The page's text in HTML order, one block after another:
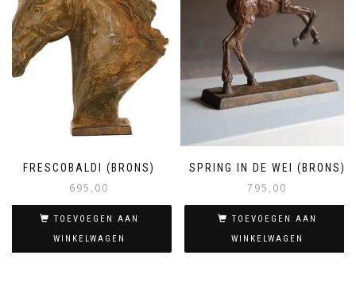
FRESCOBALDI (BRONS)
695,00
TOEVOEGEN AAN
WINKELWAGEN
SPRING IN DE WEI (BRONS)
795,00
TOEVOEGEN AAN
WINKELWAGEN